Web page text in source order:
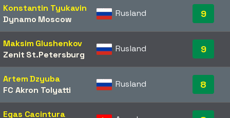
Konstantin Tyukavin
Dynamo Moscow
Rusland 9
Maksim Glushenkov
Zenit St.Petersburg
Rusland 9
Artem Dzyuba
FC Akron Tolyatti
Rusland 8
Egas Cacintura